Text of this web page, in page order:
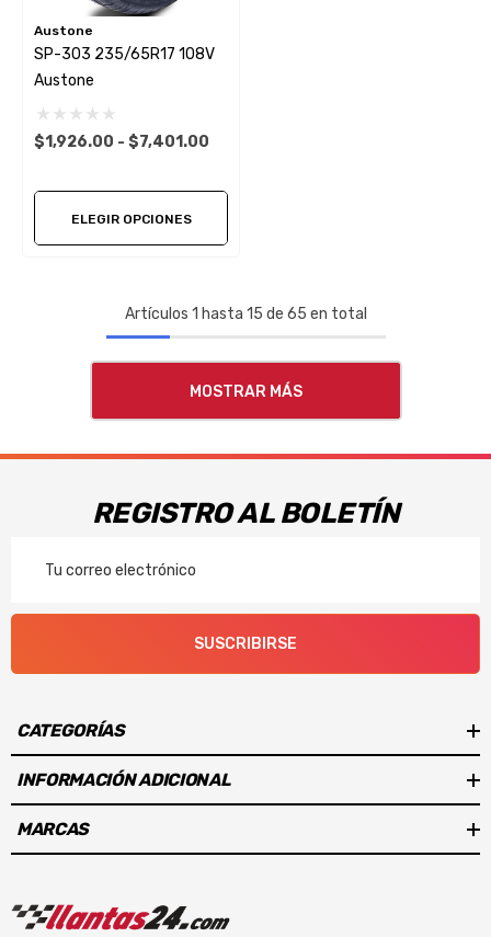
Austone
SP-303 235/65R17 108V
Austone
$1,926.00 - $7,401.00
ELEGIR OPCIONES
Artículos 1 hasta 15 de 65 en total
MOSTRAR MÁS
REGISTRO AL BOLETÍN
Electrónico
SUSCRIBIRSE
CATEGORÍAS
INFORMACIÓN ADICIONAL
MARCAS